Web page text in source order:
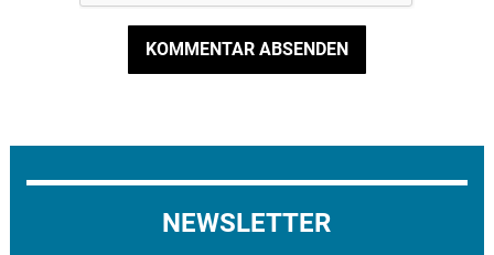
KOMMENTAR ABSENDEN
NEWSLETTER